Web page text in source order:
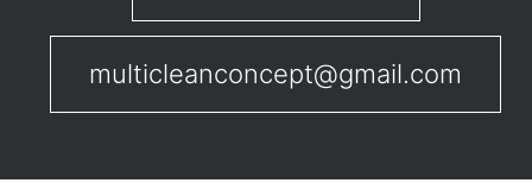
multicleanconcept@gmail.com